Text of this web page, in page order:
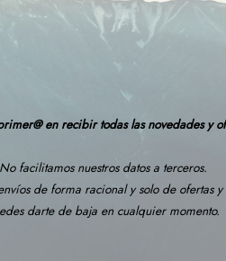
en recibir todas las novedades y
No facilitamos nuestros datos a terceros.
de forma racional y solo de ofertas
darte de baja en cualquier momento.